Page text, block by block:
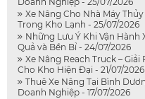
Xe Nâng Cho Nhà Máy
Trong Kho Lạnh - 25/07/2026
Những Lưu Ý Khi Vận Hành
Quả và Bền Bỉ - 24/07/2026
Xe Nâng Reach Truck –
Cho Kho Hiện Đại - 21/07/2026
Thuê Xe Nâng Tại Bình
Doanh Nghiệp - 17/07/2026